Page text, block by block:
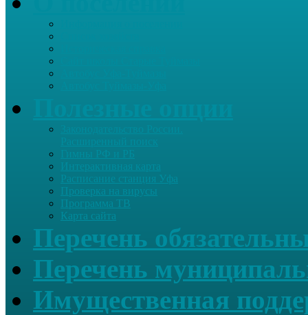
Гимны РФ и РБ
Интерактивная карта
Расписание станция Уфа
Проверка на вирусы
Программа ТВ
Карта сайта
Перечень
Перечень
Имущественная